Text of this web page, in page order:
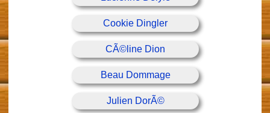
Cookie Dingler
CÃ©line Dion
Beau Dommage
Julien DorÃ©